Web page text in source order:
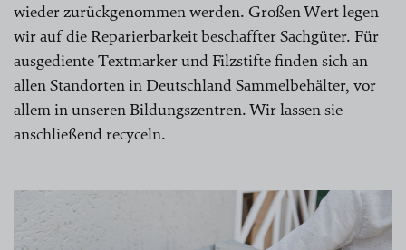
wieder zurückgenommen werden. Großen Wert legen
wir auf die Reparierbarkeit beschaffter Sachgüter. Für
ausgediente Textmarker und Filzstifte finden sich an
allen Standorten in Deutschland Sammelbehälter, vor
allem in unseren Bildungszentren. Wir lassen sie
anschließend recyceln.